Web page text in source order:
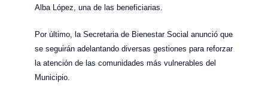
Alba López, una de las beneficiarias.
Por último, la Secretaria de Bienestar Social anunció que
se seguirán adelantando diversas gestiones para reforzar
la atención de las comunidades más vulnerables del
Municipio.